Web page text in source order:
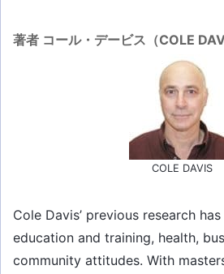
著者 コール・デービス（COLE
COLE DAVIS
Cole Davis’ previous research
education and training, health,
community attitudes. With